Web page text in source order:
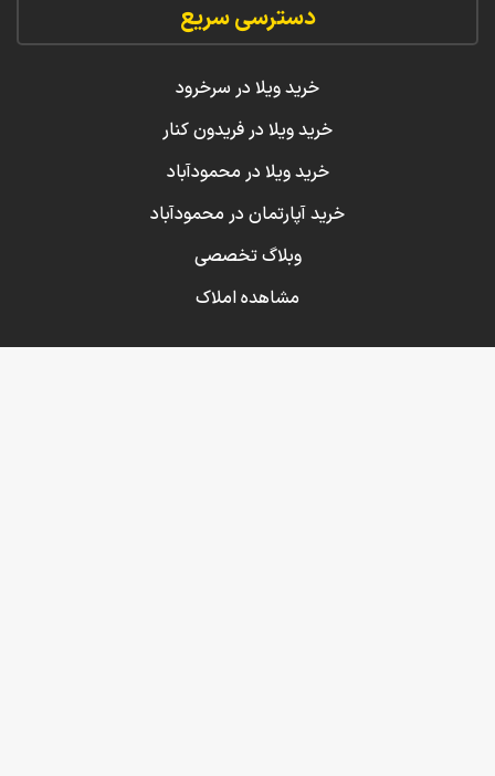
دسترسی سریع
خرید ویلا در سرخرود
خرید ویلا در فریدون کنار
خرید ویلا در محمودآباد
خرید آپارتمان در محمودآباد
وبلاگ تخصصی
مشاهده املاک